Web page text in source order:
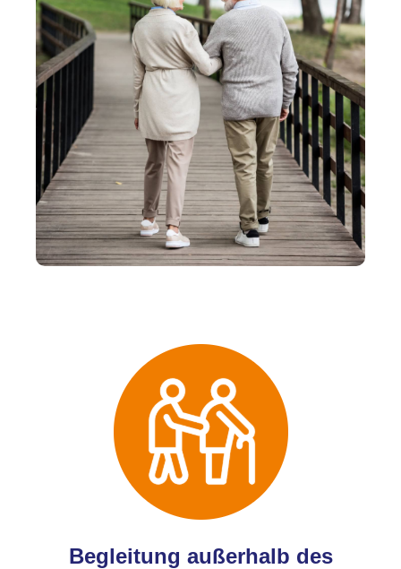
Begleitung außerhalb des